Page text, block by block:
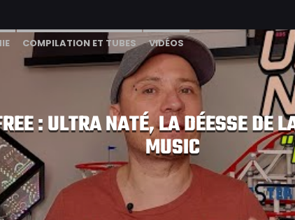
COMPILATION ET TUBES VIDÉOS
: ULTRA NATÉ, LA DÉESSE DE
MUSIC